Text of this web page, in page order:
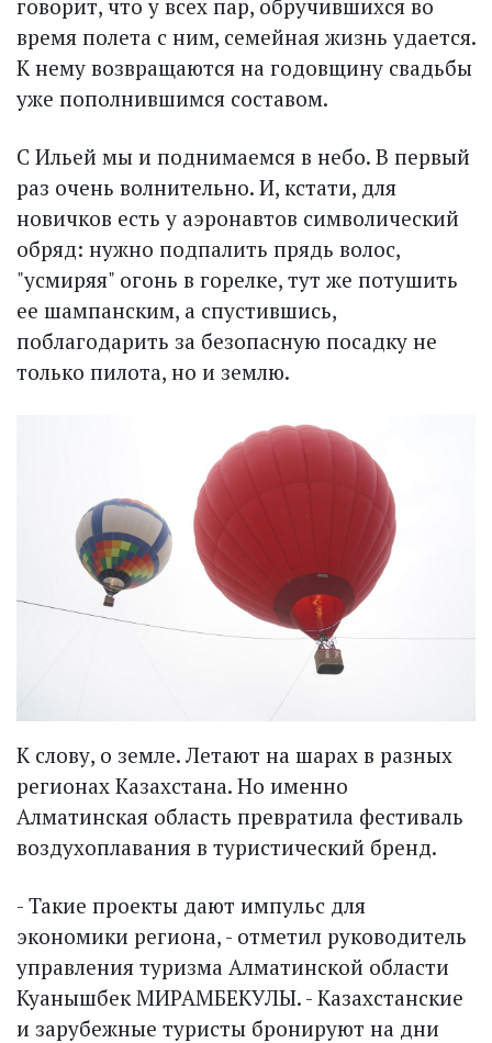
говорит, что у всех пар, обручившихся во
время полета с ним, семейная жизнь удается.
К нему возвращаются на годовщину свадьбы
уже пополнившимся составом.
С Ильей мы и поднимаемся в небо. В первый
раз очень волнительно. И, кстати, для
новичков есть у аэронавтов символический
обряд: нужно подпалить прядь волос,
"усмиряя" огонь в горелке, тут же потушить
ее шампанским, а спустившись,
поблагодарить за безопасную посадку не
только пилота, но и землю.
К слову, о земле. Летают на шарах в разных
регионах Казахстана. Но именно
Алматинская область превратила фестиваль
воздухоплавания в туристический бренд.
- Такие проекты дают импульс для
экономики региона, - отметил руководитель
управления туризма Алматинской области
Куанышбек МИРАМБЕКУЛЫ. - Казахстанские
и зарубежные туристы бронируют на дни